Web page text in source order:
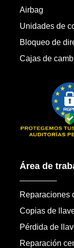
Airbag
Unidades de
Bloqueo de
Cajas de
Área de
Reparaciones
Copias de
Pérdida de
Reparación